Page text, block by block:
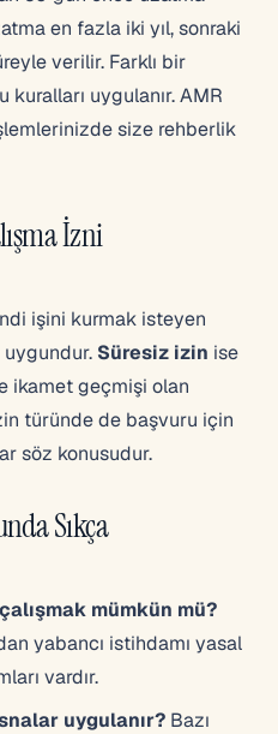
en fazla iki yıl, sonraki
verilir. Farklı bir
uygulanır. AMR
size rehberlik
İzni
işini kurmak isteyen
Süresiz izin ise
ikamet geçmişi olan
türünde de başvuru için
söz konusudur.
Sıkça
mümkün mü?
yabancı istihdamı yasal
vardır.
uygulanır? Bazı